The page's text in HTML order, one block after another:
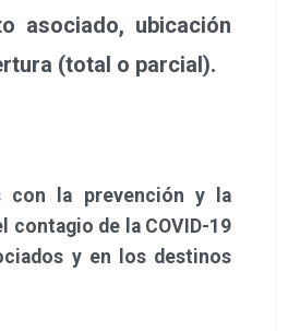
asociado, ubicación
(total o parcial).
con la prevención y la
contagio de la COVID-19
y en los destinos